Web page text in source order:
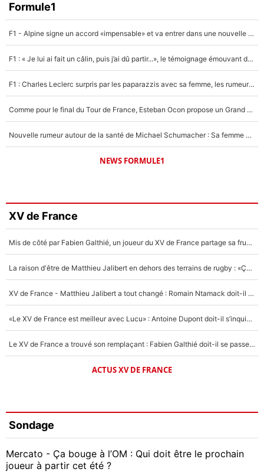
Formule1
F1 - Alpine signe un accord «impensable» et va entrer dans une nouvelle dimension : Grande nouvelle pour Pierre Gasly !
F1 : « Je lui ai fait un câlin, puis j’ai dû partir...», le témoignage émouvant de Max Verstappen sur sa fille
F1 : Charles Leclerc surpris par les paparazzis avec sa femme, les rumeurs étaient vraies !
Comme pour le final du Tour de France, Esteban Ocon propose un Grand Prix de Formule 1 à Paris : «Autour de l’Arc de Triomphe, ce serait génial» !
Nouvelle rumeur autour de la santé de Michael Schumacher : Sa femme Corinna sort du silence
NEWS FORMULE1
XV de France
Mis de côté par Fabien Galthié, un joueur du XV de France partage sa frustration : «ils ne me l’ont pas dit tout de suite»
La raison d'être de Matthieu Jalibert en dehors des terrains de rugby : «Ça m'atteint autant que si tu touches à un membre de ma famille»
XV de France - Matthieu Jalibert a tout changé : Romain Ntamack doit-il s’inquiéter pour sa place à un an de la Coupe du monde ?
«Le XV de France est meilleur avec Lucu» : Antoine Dupont doit-il s’inquiéter pour sa place ?
Le XV de France a trouvé son remplaçant : Fabien Galthié doit-il se passer d'Antoine Dupont ?
ACTUS XV DE FRANCE
Sondage
Mercato - Ça bouge à l’OM : Qui doit être le prochain
joueur à partir cet été ?